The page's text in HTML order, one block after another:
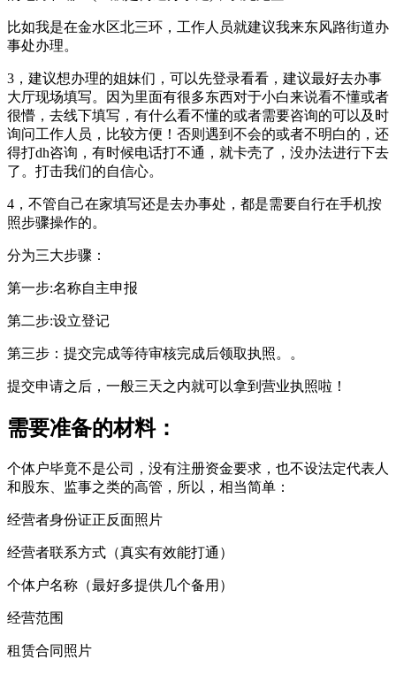
比如我是在金水区北三环，工作人员就建议我来东风路街道办
事处办理。
3，建议想办理的姐妹们，可以先登录看看，建议最好去办事
大厅现场填写。因为里面有很多东西对于小白来说看不懂或者
很懵，去线下填写，有什么看不懂的或者需要咨询的可以及时
询问工作人员，比较方便！否则遇到不会的或者不明白的，还
得打dh咨询，有时候电话打不通，就卡壳了，没办法进行下去
了。打击我们的自信心。
4，不管自己在家填写还是去办事处，都是需要自行在手机按
照步骤操作的。
分为三大步骤：
第一步:名称自主申报
第二步:设立登记
第三步：提交完成等待审核完成后领取执照。。
提交申请之后，一般三天之内就可以拿到营业执照啦！
需要准备的材料：
个体户毕竟不是公司，没有注册资金要求，也不设法定代表人
和股东、监事之类的高管，所以，相当简单：
经营者身份证正反面照片
经营者联系方式（真实有效能打通）
个体户名称（最好多提供几个备用）
经营范围
租赁合同照片